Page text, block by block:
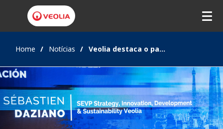
Home Notícias Veolia destaca o papel estratégico da gestão hídrica e da sustentabilidade na Cúpula Empresarial França-Chile